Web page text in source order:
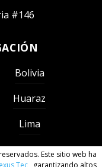
#146
Bolivia
Huaraz
Lima
Este sitio web ha
Tec , garantizando altos